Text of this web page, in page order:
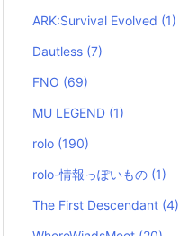
ARK:Survival Evolved (1)
Dautless (7)
FNO (69)
MU LEGEND (1)
rolo (190)
rolo-情報っぽいもの (1)
The First Descendant (4)